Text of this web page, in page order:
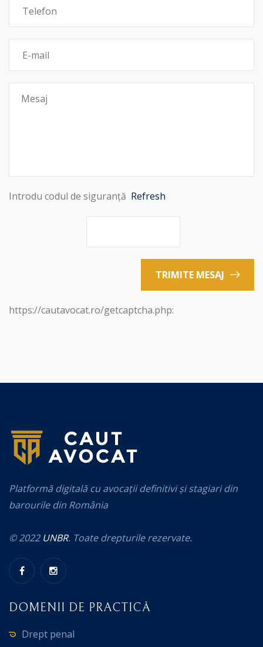
Introdu codul de siguranță Refresh
TRIMITE MESAJ
https://cautavocat.ro/getcaptcha.php:
Platformă digitală cu avocații definitivi și stagiari din
barourile din România
© 2022 UNBR. Toate drepturile rezervate.
DOMENII DE PRACTICĂ
Drept penal